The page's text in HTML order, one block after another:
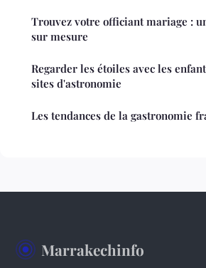
Trouvez votre officiant mariage :
sur mesure
Regarder les étoiles avec les
sites d'astronomie
Les tendances de la gastronomie
Marrakechinfo